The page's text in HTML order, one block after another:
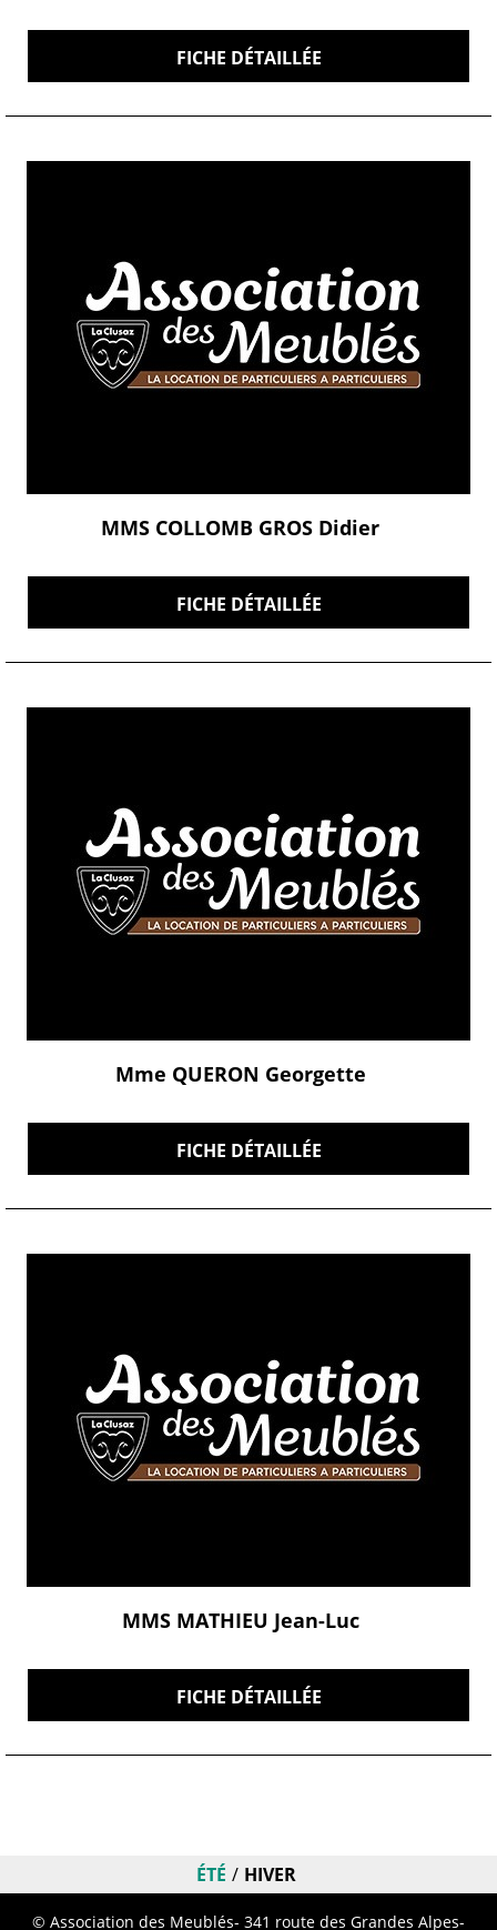
FICHE DÉTAILLÉE
MMS COLLOMB GROS Didier
FICHE DÉTAILLÉE
Mme QUERON Georgette
FICHE DÉTAILLÉE
MMS MATHIEU Jean-Luc
FICHE DÉTAILLÉE
ÉTÉ HIVER
© Association des Meublés- 341 route des Grandes Alpes-